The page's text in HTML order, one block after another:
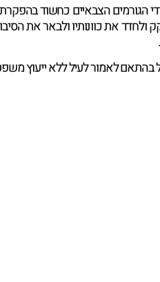
הגורמים הצבאיים כחשוד
ולחדד את כוונותיו ולבאר את
בהתאם לאמור לעיל ללא ייעוץ